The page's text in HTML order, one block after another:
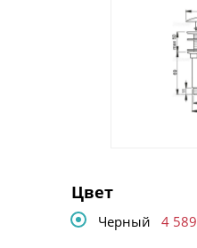
Цвет
Черный 4 589